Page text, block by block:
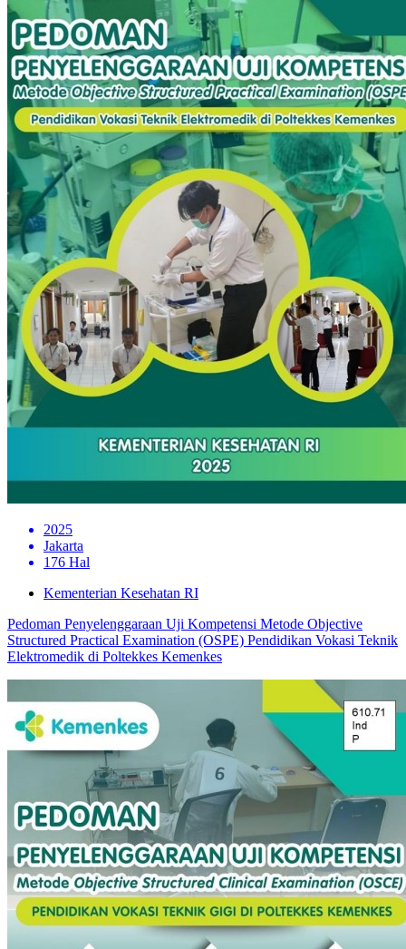
2025
Jakarta
176 Hal
Kementerian Kesehatan RI
Pedoman Penyelenggaraan Uji Kompetensi Metode Objective
Structured Practical Examination (OSPE) Pendidikan Vokasi Teknik
Elektromedik di Poltekkes Kemenkes